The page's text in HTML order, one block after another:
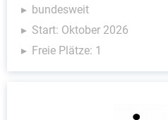
bundesweit
Start: Oktober 2026
Freie Plätze: 1